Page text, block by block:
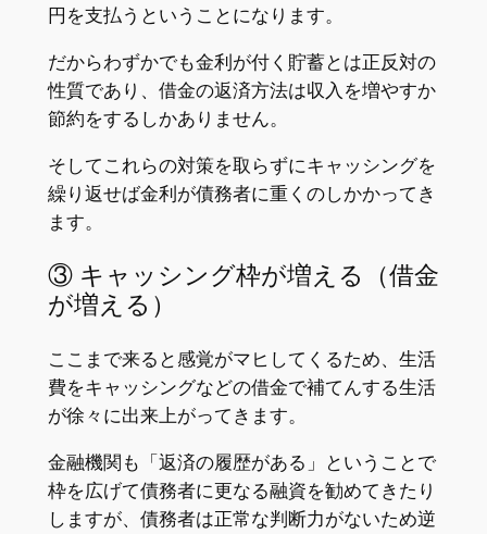
円を支払うということになります。
だからわずかでも金利が付く貯蓄とは正反対の
性質であり、借金の返済方法は収入を増やすか
節約をするしかありません。
そしてこれらの対策を取らずにキャッシングを
繰り返せば金利が債務者に重くのしかかってき
ます。
③ キャッシング枠が増える（借金
が増える）
ここまで来ると感覚がマヒしてくるため、生活
費をキャッシングなどの借金で補てんする生活
が徐々に出来上がってきます。
金融機関も「返済の履歴がある」ということで
枠を広げて債務者に更なる融資を勧めてきたり
しますが、債務者は正常な判断力がないため逆